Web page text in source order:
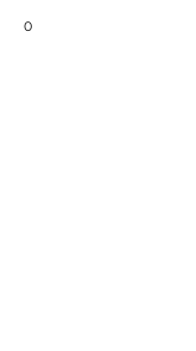
0